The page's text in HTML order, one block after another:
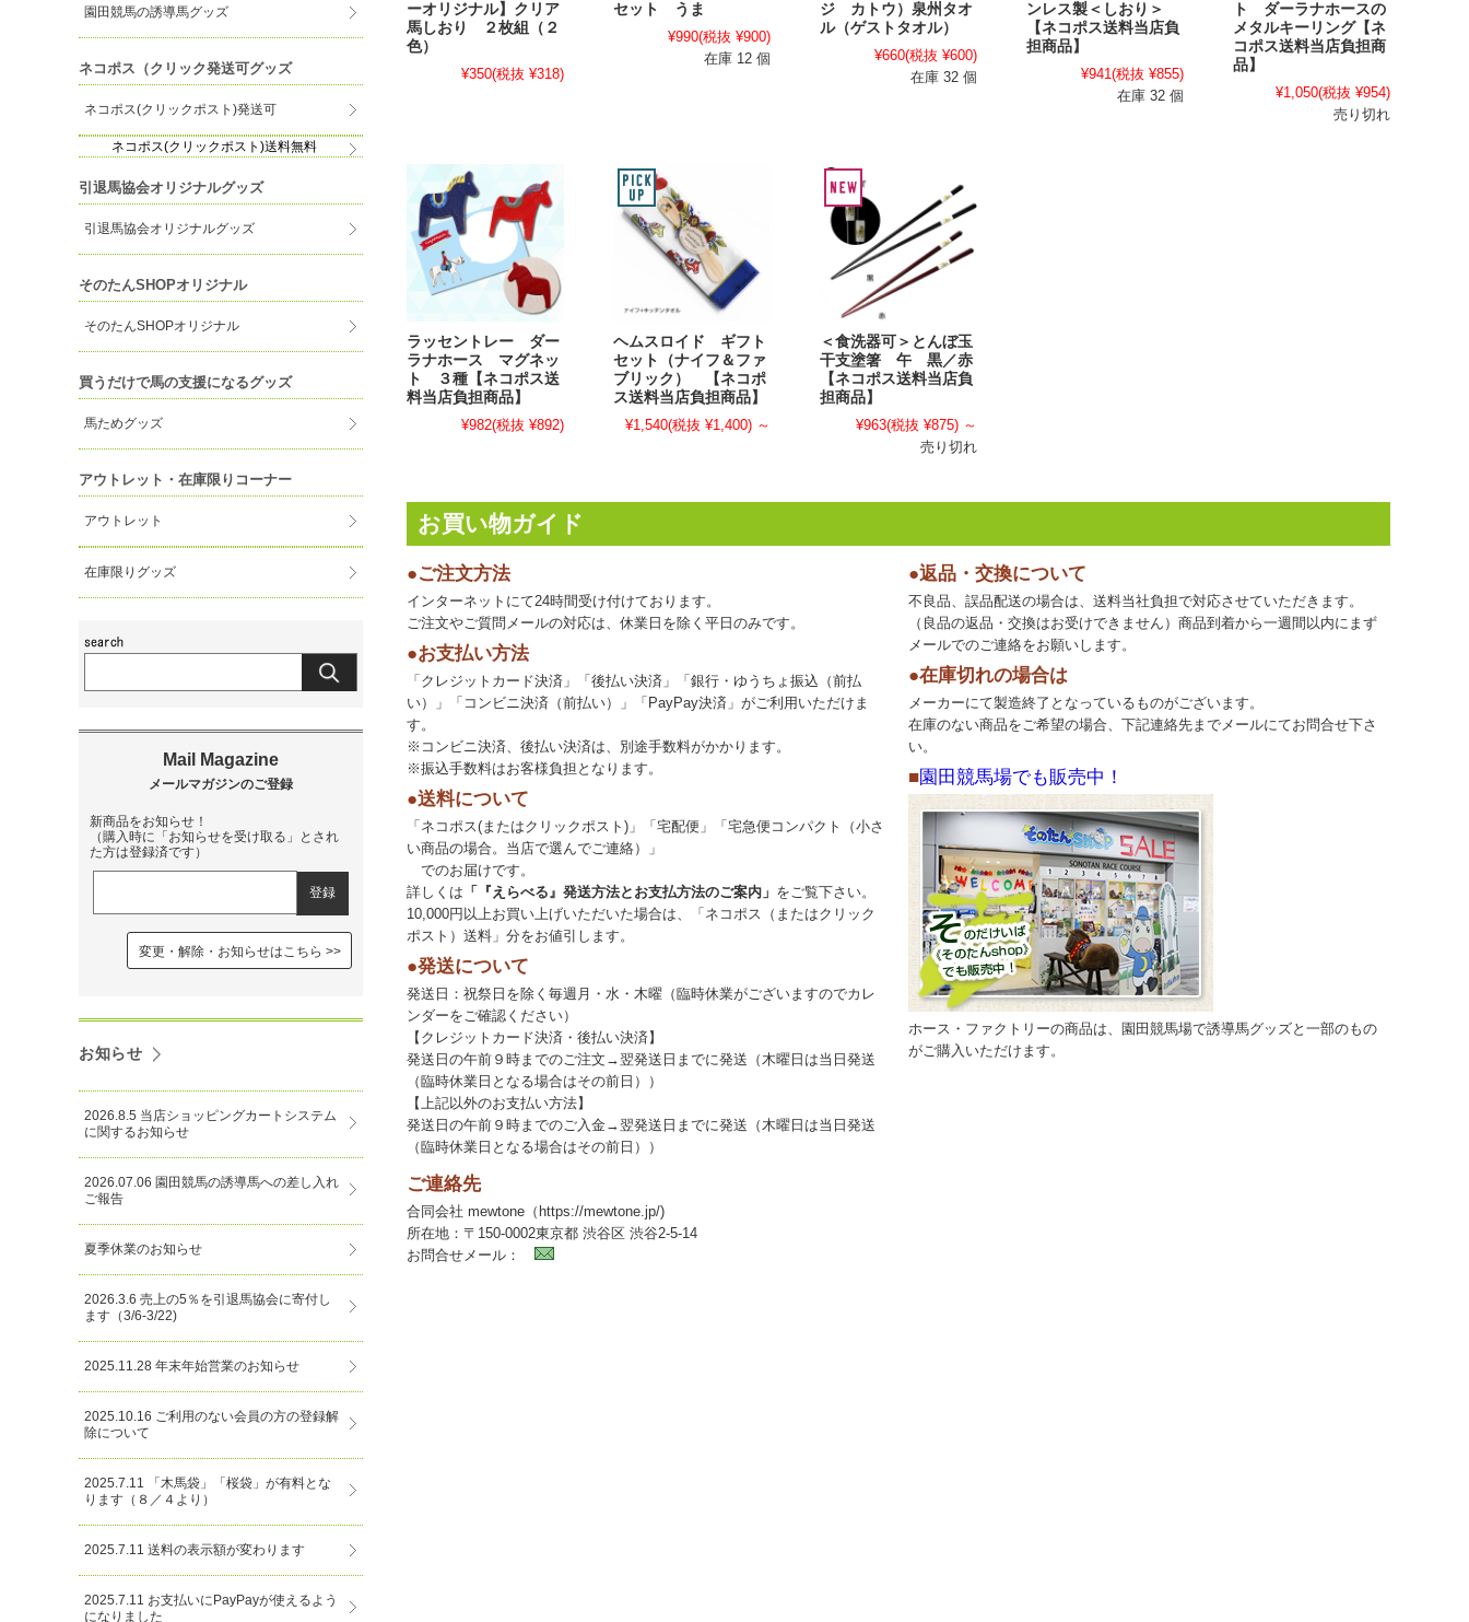
ーオリジナル】クリア
馬しおり ２枚組（２
色）
¥350(税抜 ¥318)
セット うま
¥990(税抜 ¥900)
在庫 12 個
ジ カトウ）泉州タオ
ル（ゲストタオル）
¥660(税抜 ¥600)
在庫 32 個
ンレス製＜しおり＞
【ネコポス送料当店負
担商品】
¥941(税抜 ¥855)
在庫 32 個
ト ダーラナホースの
メタルキーリング【ネ
コポス送料当店負担商
品】
¥1,050(税抜 ¥954)
売り切れ
ラッセントレー ダー
ラナホース マグネッ
ト ３種【ネコポス送
料当店負担商品】
¥982(税抜 ¥892)
ヘムスロイド ギフト
セット（ナイフ＆ファ
ブリック） 【ネコポ
ス送料当店負担商品】
¥1,540(税抜 ¥1,400) ～
＜食洗器可＞とんぼ玉
干支塗箸 午 黒／赤
【ネコポス送料当店負
担商品】
¥963(税抜 ¥875) ～
売り切れ
お買い物ガイド
●ご注文方法
インターネットにて24時間受け付けております。
ご注文やご質問メールの対応は、休業日を除く平日のみです。
●お支払い方法
「クレジットカード決済」「後払い決済」「銀行・ゆうちょ振込（前払
い）」「コンビニ決済（前払い）」「PayPay決済」がご利用いただけま
す。
※コンビニ決済、後払い決済は、別途手数料がかかります。
※振込手数料はお客様負担となります。
●送料について
「ネコポス(またはクリックポスト)」「宅配便」「宅急便コンパクト（小さ
い商品の場合。当店で選んでご連絡）」
でのお届けです。
詳しくは 「『えらべる』発送方法とお支払方法のご案内」 をご覧下さい。
10,000円以上お買い上げいただいた場合は、「ネコポス（またはクリック
ポスト）送料」分をお値引します。
●発送について
発送日：祝祭日を除く毎週月・水・木曜（臨時休業がございますのでカレ
ンダーをご確認ください）
【クレジットカード決済・後払い決済】
発送日の午前９時までのご注文→翌発送日までに発送（木曜日は当日発送
（臨時休業日となる場合はその前日））
【上記以外のお支払い方法】
発送日の午前９時までのご入金→翌発送日までに発送（木曜日は当日発送
（臨時休業日となる場合はその前日））
●返品・交換について
不良品、誤品配送の場合は、送料当社負担で対応させていただきます。
（良品の返品・交換はお受けできません）商品到着から一週間以内にまず
メールでのご連絡をお願いします。
●在庫切れの場合は
メーカーにて製造終了となっているものがございます。
在庫のない商品をご希望の場合、下記連絡先までメールにてお問合せ下さ
い。
■園田競馬場でも販売中！
ホース・ファクトリーの商品は、園田競馬場で誘導馬グッズと一部のもの
がご購入いただけます。
ご連絡先
合同会社 mewtone（https://mewtone.jp/)
所在地：〒150-0002東京都 渋谷区 渋谷2-5-14
お問合せメール：
園田競馬の誘導馬グッズ
ネコポス（クリック発送可グッズ
ネコポス(クリックポスト)発送可
ネコポス(クリックポスト)送料無料
引退馬協会オリジナルグッズ
引退馬協会オリジナルグッズ
そのたんSHOPオリジナル
そのたんSHOPオリジナル
買うだけで馬の支援になるグッズ
馬ためグッズ
アウトレット・在庫限りコーナー
アウトレット
在庫限りグッズ
新商品をお知らせ！
（購入時に「お知らせを受け取る」とされ
た方は登録済です）
変更・解除・お知らせはこちら
お知らせ
2026.8.5 当店ショッピングカートシステム
に関するお知らせ
2026.07.06 園田競馬の誘導馬への差し入れ
ご報告
夏季休業のお知らせ
2026.3.6 売上の5％を引退馬協会に寄付し
ます（3/6-3/22)
2025.11.28 年末年始営業のお知らせ
2025.10.16 ご利用のない会員の方の登録解
除について
2025.7.11 「木馬袋」「桜袋」が有料とな
ります（８／４より）
2025.7.11 送料の表示額が変わります
2025.7.11 お支払いにPayPayが使えるよう
になりました